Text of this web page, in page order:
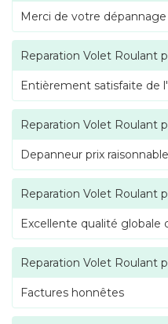
Merci de votre dépannage
Reparation Volet Roulant
Entièrement satisfaite de
Reparation Volet Roulant
Depanneur prix
Reparation Volet Roulant
Excellente qualité globale
Reparation Volet Roulant
Factures honnêtes